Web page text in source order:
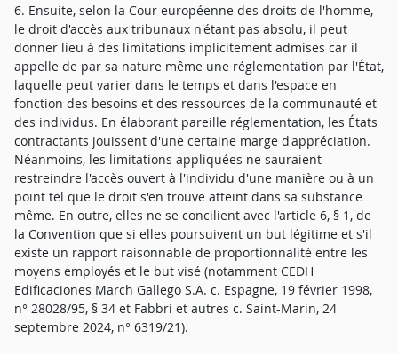
6. Ensuite, selon la Cour européenne des droits de l'homme,
le droit d'accès aux tribunaux n'étant pas absolu, il peut
donner lieu à des limitations implicitement admises car il
appelle de par sa nature même une réglementation par l'État,
laquelle peut varier dans le temps et dans l'espace en
fonction des besoins et des ressources de la communauté et
des individus. En élaborant pareille réglementation, les États
contractants jouissent d'une certaine marge d'appréciation.
Néanmoins, les limitations appliquées ne sauraient
restreindre l'accès ouvert à l'individu d'une manière ou à un
point tel que le droit s'en trouve atteint dans sa substance
même. En outre, elles ne se concilient avec l'article 6, § 1, de
la Convention que si elles poursuivent un but légitime et s'il
existe un rapport raisonnable de proportionnalité entre les
moyens employés et le but visé (notamment CEDH
Edificaciones March Gallego S.A. c. Espagne, 19 février 1998,
n° 28028/95, § 34 et Fabbri et autres c. Saint-Marin, 24
septembre 2024, n° 6319/21).